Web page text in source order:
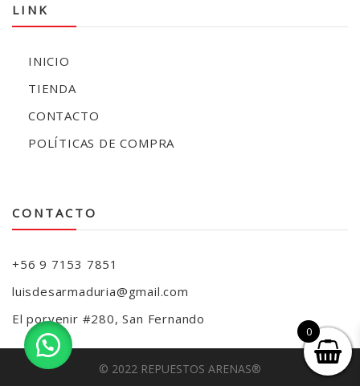
LINK
INICIO
TIENDA
CONTACTO
POLÍTICAS DE COMPRA
CONTACTO
+56 9 7153 7851
luisdesarmaduria@gmail.com
El porvenir #280, San Fernando
© 2022 REPUESTOS ARENAS®
0